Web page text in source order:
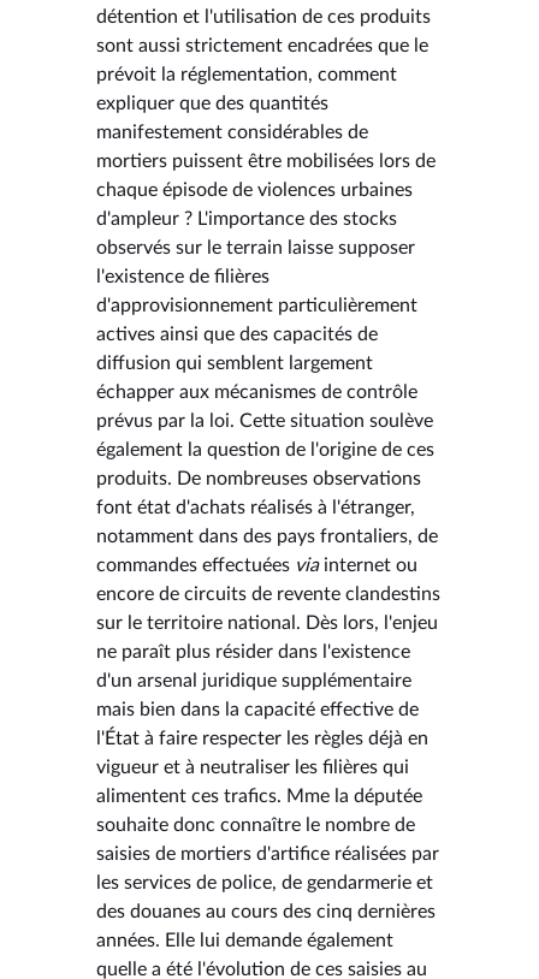
détention et l'utilisation de ces produits
sont aussi strictement encadrées que le
prévoit la réglementation, comment
expliquer que des quantités
manifestement considérables de
mortiers puissent être mobilisées lors de
chaque épisode de violences urbaines
d'ampleur ? L'importance des stocks
observés sur le terrain laisse supposer
l'existence de filières
d'approvisionnement particulièrement
actives ainsi que des capacités de
diffusion qui semblent largement
échapper aux mécanismes de contrôle
prévus par la loi. Cette situation soulève
également la question de l'origine de ces
produits. De nombreuses observations
font état d'achats réalisés à l'étranger,
notamment dans des pays frontaliers, de
commandes effectuées viainternet ou
encore de circuits de revente clandestins
sur le territoire national. Dès lors, l'enjeu
ne paraît plus résider dans l'existence
d'un arsenal juridique supplémentaire
mais bien dans la capacité effective de
l'État à faire respecter les règles déjà en
vigueur et à neutraliser les filières qui
alimentent ces trafics. Mme la députée
souhaite donc connaître le nombre de
saisies de mortiers d'artifice réalisées par
les services de police, de gendarmerie et
des douanes au cours des cinq dernières
années. Elle lui demande également
quelle a été l'évolution de ces saisies au